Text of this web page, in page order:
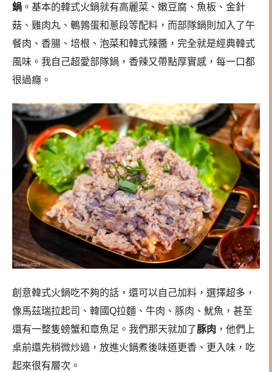
鍋 。基本的韓式火鍋就有高麗菜、嫩豆腐、魚板、金針
菇、雞肉丸、鵪鶉蛋和蔥段等配料，而部隊鍋則加入了午
餐肉、香腸、培根、泡菜和韓式辣醬，完全就是經典韓式
風味。我自己超愛部隊鍋，香辣又帶點厚實感，每一口都
很過癮。
創意韓式火鍋吃不夠的話，還可以自己加料，選擇超多，
像馬茲瑞拉起司、韓國Q拉麵、牛肉、豚肉、魷魚，甚至
還有一整隻螃蟹和章魚足。我們那天就加了豚肉 ，他們上
桌前還先稍微炒過，放進火鍋煮後味道更香、更入味，吃
起來很有層次。